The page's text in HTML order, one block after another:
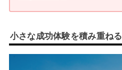
小さな成功体験を積み重ねる